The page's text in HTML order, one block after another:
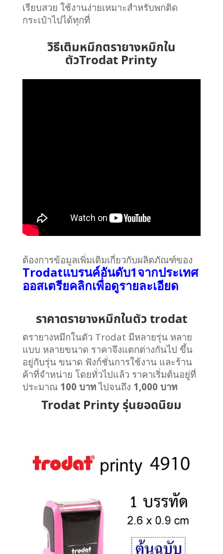
เรียบสวย ใช้งานง่ายเหมาะสำหรับพกติด
กระเป๋าไปได้ทุกที่
วิธีเติมหมึกตรายางหมึกใน
ตัวTrodat Printy
ต้องการข้อมูลเพิ่มเติมเกี่ยวกับผลิตภัณฑ์ของ
Trodatแบรนค์อันดับ1จากประเทศ
ออสเตรียคลิกเพื่อดูรายละเอียด
ราคาตรายางหมึกในตัว trodat
ตรายางหมึกในตัว Trodat มีหลายรุ่น หลาย
แบบ หลายขนาด ราคาจึงแตกต่างกันไป ขึ้น
อยู่กับรุ่น ขนาด ฟังก์ชั่นการใช้งาน และร้าน
ค้าที่จำหน่าย โดยทั่วไปแล้ว ราคาเริ่มต้นอยู่ที่
ประมาณ 100 บาทไปจนถึง 1,000 บาท
Trodat Printy รุ่นยอดนิยม